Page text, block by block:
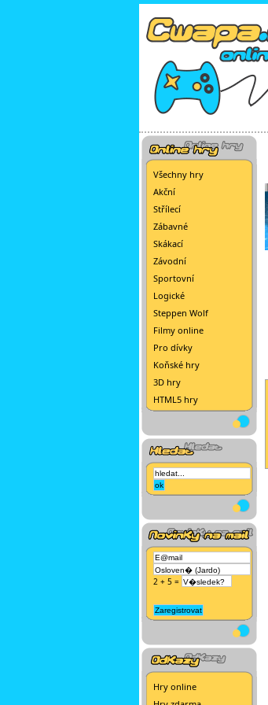
Všechny hry
Akční
Střílecí
Zábavné
Skákací
Závodní
Sportovní
Logické
Steppen Wolf
Filmy online
Pro dívky
Koňské hry
3D hry
HTML5 hry
2 + 5 =
Hry online